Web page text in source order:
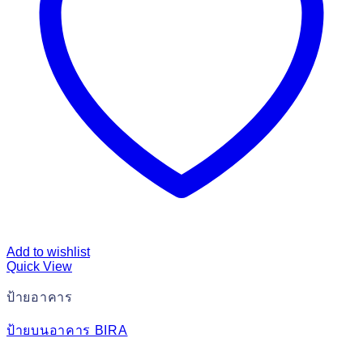
Add to wishlist
Quick View
ป้ายอาคาร
ป้ายบนอาคาร BIRA